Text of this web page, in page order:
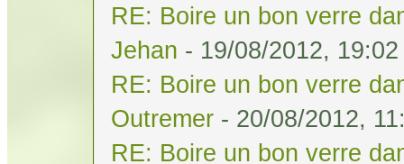
RE: Boire un bon verre
Jehan - 19/08/2012, 19:02
RE: Boire un bon verre
Outremer - 20/08/2012,
RE: Boire un bon verre